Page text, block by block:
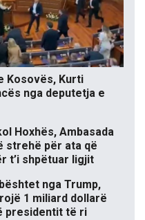
Kosovës, Kurti
nga deputetja e
Hoxhës, Ambasada
strehë për ata që
t’i shpëtuar ligjit
nga Trump,
1 miliard dollarë
presidentit të ri